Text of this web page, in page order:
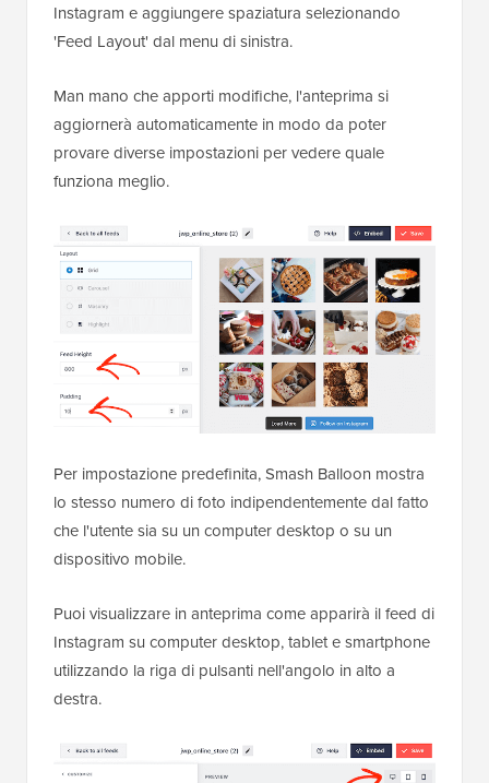
Instagram e aggiungere spaziatura selezionando
'Feed Layout' dal menu di sinistra.
Man mano che apporti modifiche, l'anteprima si
aggiornerà automaticamente in modo da poter
provare diverse impostazioni per vedere quale
funziona meglio.
Per impostazione predefinita, Smash Balloon mostra
lo stesso numero di foto indipendentemente dal fatto
che l'utente sia su un computer desktop o su un
dispositivo mobile.
Puoi visualizzare in anteprima come apparirà il feed di
Instagram su computer desktop, tablet e smartphone
utilizzando la riga di pulsanti nell'angolo in alto a
destra.